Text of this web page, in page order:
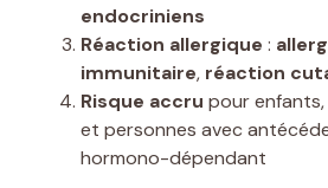
endocriniens
Réaction allergique :
immunitaire, réaction
Risque accru pour
et personnes avec
hormono-dépendant